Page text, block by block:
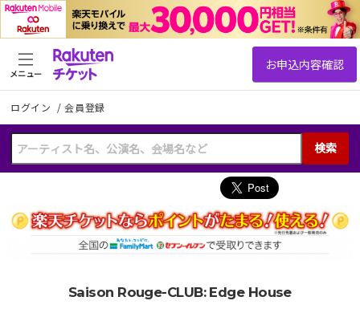
ログイン /会員登録
検索
メニュー
Saison Rouge-CLUB: Edge House